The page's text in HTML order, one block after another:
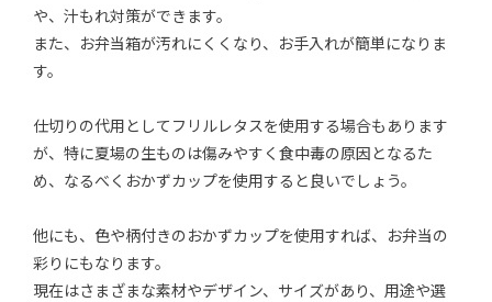
や、汁もれ対策ができます。
また、お弁当箱が汚れにくくなり、お手入れが簡単になりま
す。
仕切りの代用としてフリルレタスを使用する場合もあります
が、特に夏場の生ものは傷みやすく食中毒の原因となるた
め、なるべくおかずカップを使用すると良いでしょう。
他にも、色や柄付きのおかずカップを使用すれば、お弁当の
彩りにもなります。
現在はさまざまな素材やデザイン、サイズがあり、用途や選